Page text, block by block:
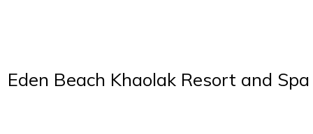
Eden Beach Khaolak Resort and Spa